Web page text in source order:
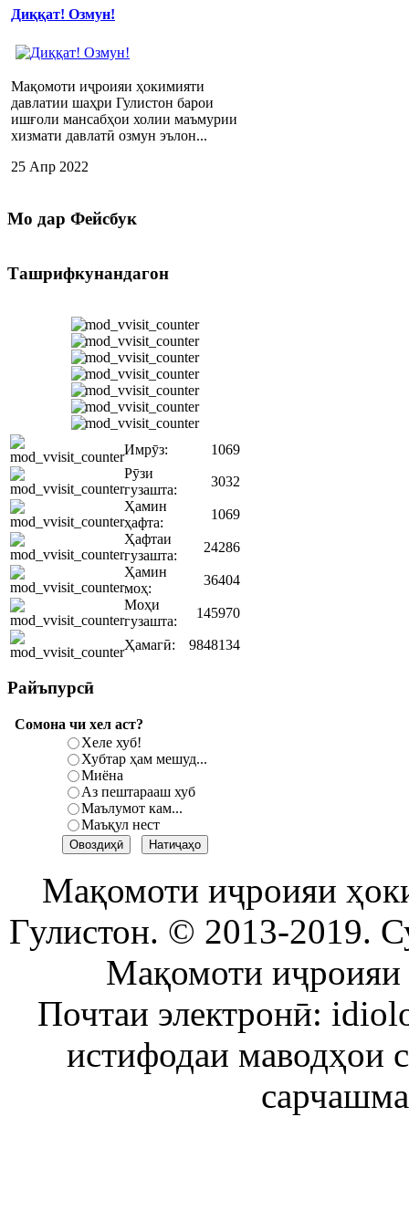
Диққат! Озмун!
Мақомоти иҷроияи ҳокимияти
давлатии шаҳри Гулистон барои
ишғоли мансабҳои холии маъмурии
хизмати давлатӣ озмун эълон...
25 Апр 2022
Мо дар Фейсбук
Ташрифкунандагон
Имрӯз:
1069
Рӯзи
гузашта:
3032
Ҳамин
ҳафта:
1069
Ҳафтаи
гузашта:
24286
Ҳамин
моҳ:
36404
Моҳи
гузашта:
145970
Ҳамагӣ: 9848134
Райъпурсӣ
Сомона чи хел аст?
Хеле хуб!
Хубтар ҳам мешуд...
Миёна
Аз пештарааш хуб
Маълумот кам...
Маъқул нест
Мақомоти иҷроияи
Гулистон. © 2013-2019.
Мақомоти иҷроияи
Почтаи электронӣ:
истифодаи маводҳои